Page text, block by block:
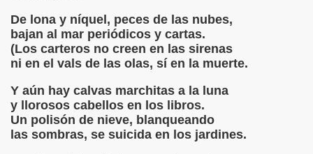
De lona y níquel, peces de las nubes,
bajan al mar periódicos y cartas.
(Los carteros no creen en las sirenas
ni en el vals de las olas, sí en la muerte.
Y aún hay calvas marchitas a la luna
y llorosos cabellos en los libros.
Un polisón de nieve, blanqueando
las sombras, se suicida en los jardines.
ANGLADA
1831 - 1905